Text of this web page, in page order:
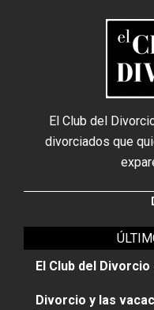
El Club del
divorciados que
El Club del
Divorcio y las